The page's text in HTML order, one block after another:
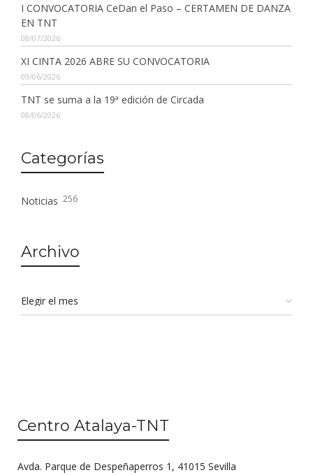
I CONVOCATORIA CeDan el Paso – CERTAMEN DE DANZA
EN TNT
08/07/2026
XI CINTA 2026 ABRE SU CONVOCATORIA
09/06/2026
TNT se suma a la 19ª edición de Circada
08/06/2026
Categorías
Noticias 256
Archivo
Centro Atalaya-TNT
Avda. Parque de Despeñaperros 1, 41015 Sevilla